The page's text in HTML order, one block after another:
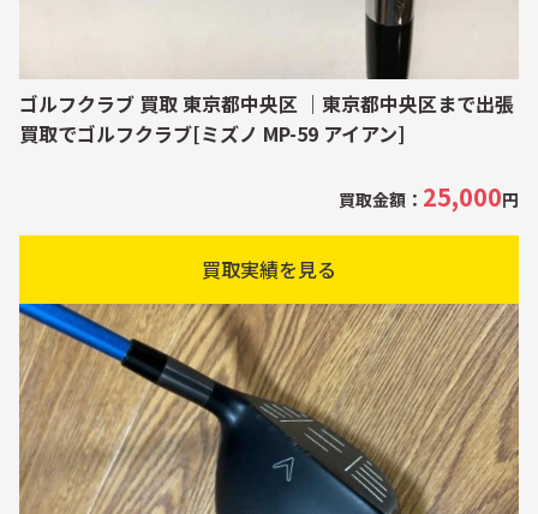
ゴルフクラブ 買取 東京都中央区 ｜東京都中央区まで出張
買取でゴルフクラブ[ミズノ MP-59 アイアン]
買取金額： 25,000円
買取実績を見る